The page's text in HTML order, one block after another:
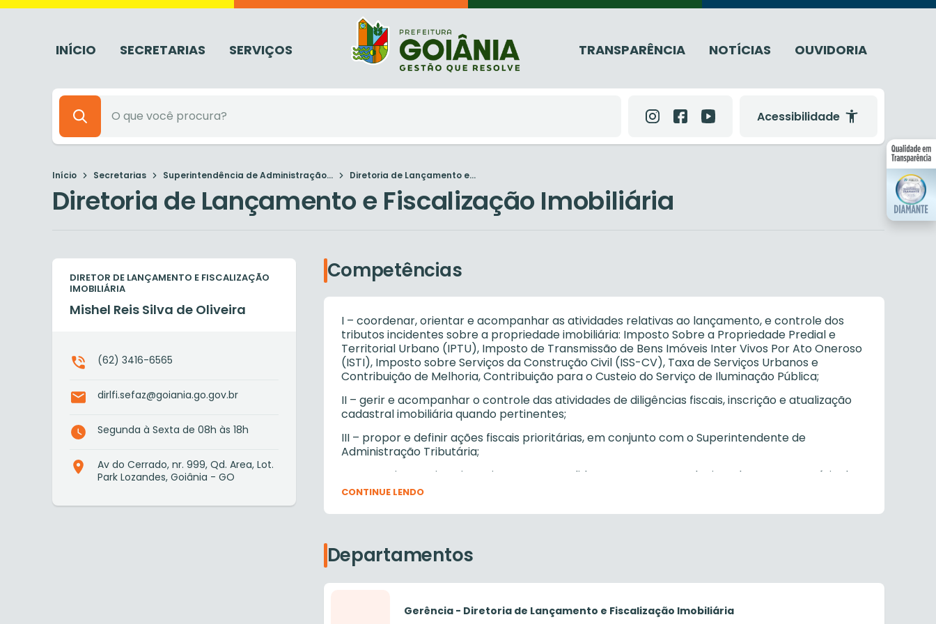
INÍCIO SECRETARIAS SERVIÇOS TRANSPARÊNCIA NOTÍCIAS OUVIDORIA
Acessibilidade
Início Secretarias Superintendência de Administração... Diretoria de Lançamento e...
Diretoria de Lançamento e Fiscalização Imobiliária
DIRETOR DE LANÇAMENTO E FISCALIZAÇÃO
IMOBILIÁRIA
Mishel Reis Silva de Oliveira
(62) 3416-6565
dirlfi.sefaz@goiania.go.gov.br
Segunda à Sexta de 08h às 18h
Av do Cerrado, nr. 999, Qd. Area, Lot.
Park Lozandes, Goiânia - GO
Competências
I – coordenar, orientar e acompanhar as atividades relativas ao lançamento, e controle dos
tributos incidentes sobre a propriedade imobiliária: Imposto Sobre a Propriedade Predial e
Territorial Urbano (IPTU), Imposto de Transmissão de Bens Imóveis Inter Vivos Por Ato Oneroso
(ISTI), Imposto sobre Serviços da Construção Civil (ISS-CV), Taxa de Serviços Urbanos e
Contribuição de Melhoria, Contribuição para o Custeio do Serviço de Iluminação Pública;
II – gerir e acompanhar o controle das atividades de diligências fiscais, inscrição e atualização
cadastral imobiliária quando pertinentes;
III – propor e definir ações fiscais prioritárias, em conjunto com o Superintendente de
Administração Tributária;
IV – examinar, opinar, instruir e propor medidas em processos relacionados com a matéria dos
tributos imobiliários;
V – despachar processo com o respectivo parecer técnico e/ou relatório de auditoria fiscal em
VI – emitir parecer técnico, com base em relatório de auditoria fiscal, em processos de
VII – prestar esclarecimentos, orientações e responder a consultas dos contribuintes para o
cumprimento da legislação tributária municipal com o auxílio das demais gerências e,
CONTINUE LENDO
Departamentos
Gerência - Diretoria de Lançamento e Fiscalização Imobiliária